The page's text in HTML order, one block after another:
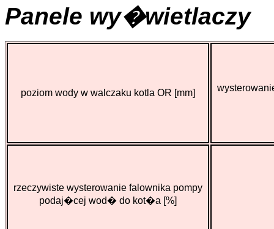
Panele wy�wietlaczy
poziom wody w walczaku kotla OR [mm]
rzeczywiste wysterowanie falownika pompy
podaj�cej wod� do kot�a [%]